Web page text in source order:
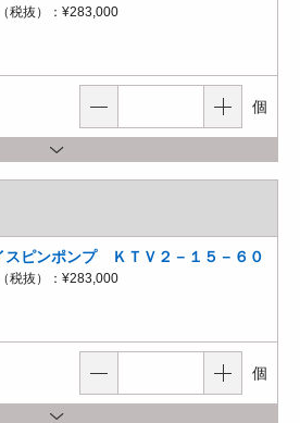
税抜）： ¥283,000
個
スピンポンプ ＫＴＶ２－１５－６０
税抜）： ¥283,000
個